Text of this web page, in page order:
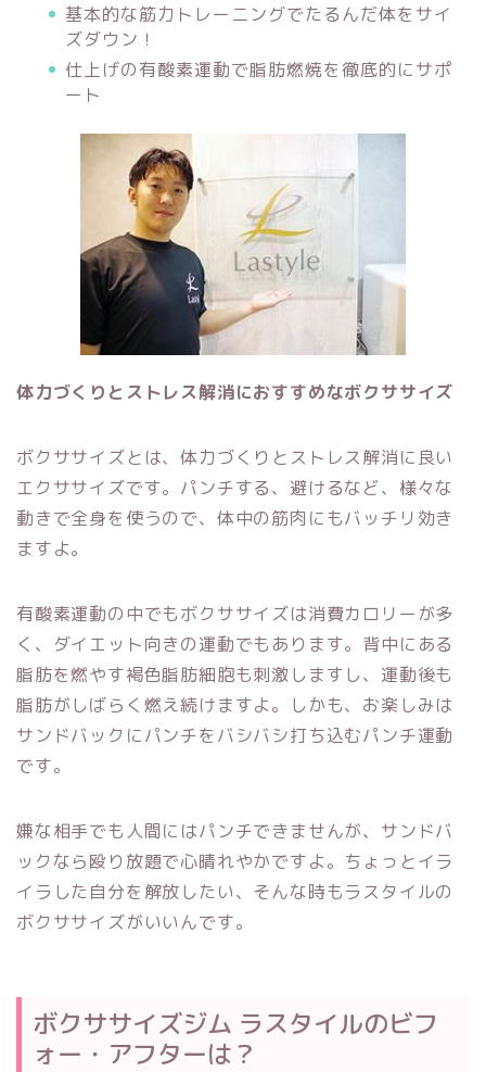
基本的な筋力トレーニングでたるんだ体をサイ
ズダウン！
仕上げの有酸素運動で脂肪燃焼を徹底的にサポ
ート
体力づくりとストレス解消におすすめなボクササイズ
ボクササイズとは、体力づくりとストレス解消に良い
エクササイズです。パンチする、避けるなど、様々な
動きで全身を使うので、体中の筋肉にもバッチリ効き
ますよ。
有酸素運動の中でもボクササイズは消費カロリーが多
く、ダイエット向きの運動でもあります。背中にある
脂肪を燃やす褐色脂肪細胞も刺激しますし、運動後も
脂肪がしばらく燃え続けますよ。しかも、お楽しみは
サンドバックにパンチをバシバシ打ち込むパンチ運動
です。
嫌な相手でも人間にはパンチできませんが、サンドバ
ックなら殴り放題で心晴れやかですよ。ちょっとイラ
イラした自分を解放したい、そんな時もラスタイルの
ボクササイズがいいんです。
ボクササイズジム ラスタイルのビフ
ォー・アフターは？